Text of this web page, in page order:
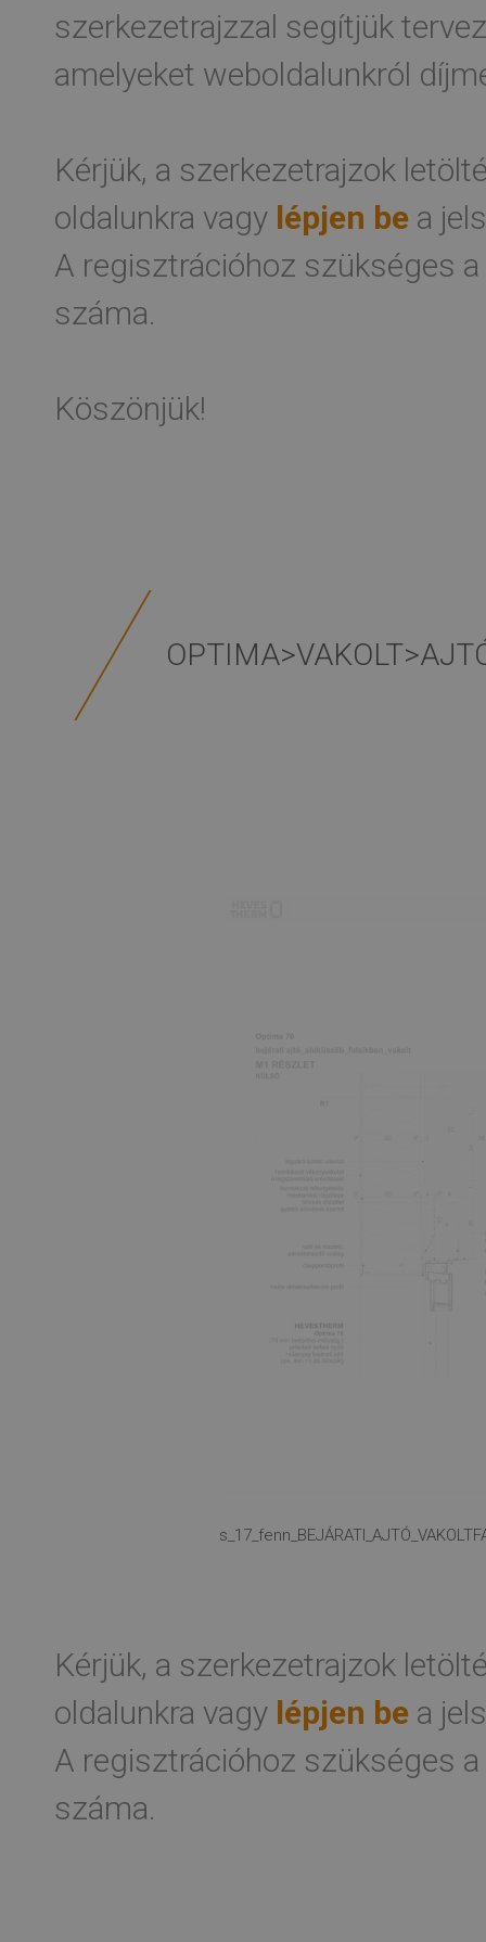
szerkezetrajzzal segítjük
amelyeket weboldalunkról
Kérjük, a szerkezetrajzok
oldalunkra vagy lépjen be a
A regisztrációhoz szükséges
száma.
Köszönjük!
Kérjük, a szerkezetrajzok
oldalunkra vagy lépjen be a
A regisztrációhoz szükséges
száma.